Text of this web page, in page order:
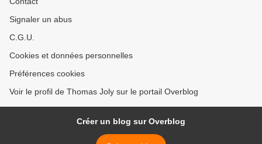
Signaler un abus
C.G.U.
Cookies et données personnelles
Préférences cookies
Voir le profil de Thomas Joly sur le portail Overblog
Créer un blog sur Overblog